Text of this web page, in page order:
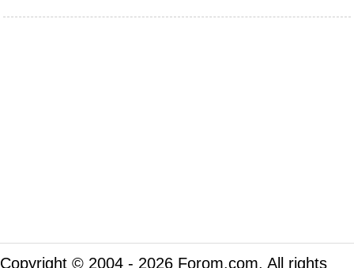
Copyright © 2004 - 2026 Forom.com. All rights